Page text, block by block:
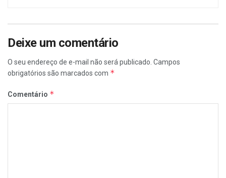
Deixe um comentário
O seu endereço de e-mail não será publicado. Campos
obrigatórios são marcados com *
Comentário *